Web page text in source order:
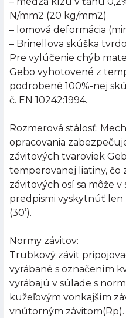
N/mm2 (20 kg/mm2)
– lomová deformácia
– Brinellova skúška
Pre vylúčenie chýb
Gebo vyhotovené z
podrobené 100%-nej
č. EN 10242:1994.
Rozmerová stálosť:
opracovania
závitových tvaroviek
temperovanej liatiny, čo
závitových osí sa môže
predpismi vyskytnúť len
(30’).
Normy závitov:
Trubkový závit
vyrábané s označením
vyrábajú v súlade s
kužeľovým vonkajším
vnútorným